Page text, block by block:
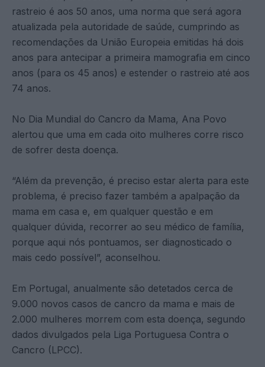
rastreio é aos 50 anos, uma norma que será agora
atualizada pela autoridade de saúde, cumprindo as
recomendações da União Europeia emitidas há dois
anos para antecipar a primeira mamografia em cinco
anos (para os 45 anos) e estender o rastreio até aos
74 anos.
No Dia Mundial do Cancro da Mama, Ana Povo
alertou que uma em cada oito mulheres corre risco
de sofrer desta doença.
“Além da prevenção, é preciso estar alerta para este
problema, é preciso fazer também a apalpação da
mama em casa e, em qualquer questão e em
qualquer dúvida, recorrer ao seu médico de família,
porque aqui nós pontuamos, ser diagnosticado o
mais cedo possível”, aconselhou.
Em Portugal, anualmente são detetados cerca de
9.000 novos casos de cancro da mama e mais de
2.000 mulheres morrem com esta doença, segundo
dados divulgados pela Liga Portuguesa Contra o
Cancro (LPCC).